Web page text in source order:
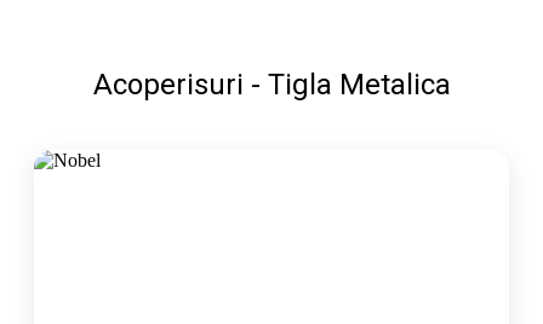
Acoperisuri - Tigla Metalica